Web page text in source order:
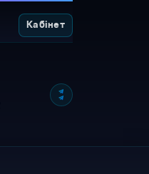
Кабінет
NETWORK_STATUS: ONLINE